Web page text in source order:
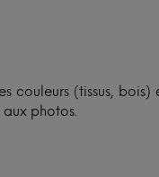
couleurs (tissus, bois)
photos.